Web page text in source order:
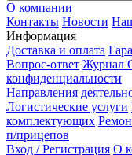
О компании
Контакты Новости
Информация
Доставка и оплата
Вопрос-ответ Журнал
конфиденциальности
Направления
Логистические услуги
комплектующих
п/прицепов
Вход / Регистрация О